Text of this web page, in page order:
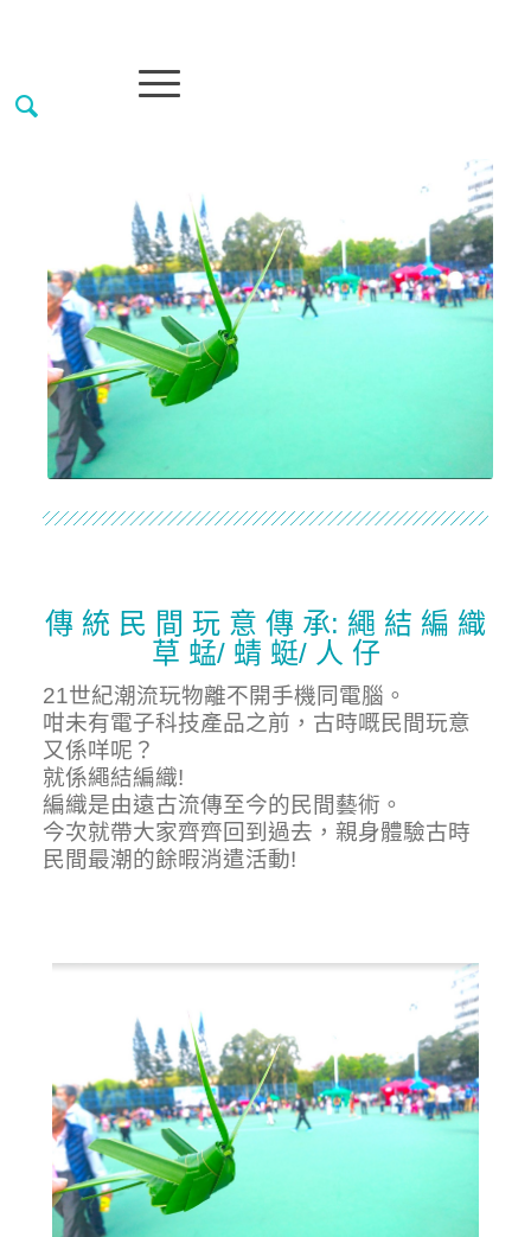
傳 統 民 間 玩 意 傳 承: 繩 結 編 織
草 蜢/ 蜻 蜓/ 人 仔
21世紀潮流玩物離不開手機同電腦。
咁未有電子科技產品之前，古時嘅民間玩意
又係咩呢？
就係繩結編織!
編織是由遠古流傳至今的民間藝術。
今次就帶大家齊齊回到過去，親身體驗古時
民間最潮的餘暇消遣活動!